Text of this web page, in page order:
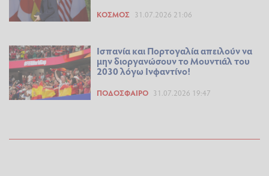
ΚΌΣΜΟΣ 31.07.2026 21:06
Ισπανία και Πορτογαλία απειλούν να
μην διοργανώσουν το Μουντιάλ του
2030 λόγω Ινφαντίνο!
ΠΟΔΌΣΦΑΙΡΟ 31.07.2026 19:47